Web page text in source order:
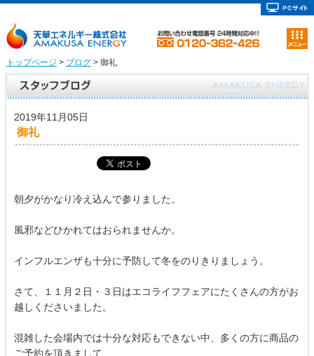
トップページ > ブログ> 御礼
2019年11月05日
御礼
朝夕がかなり冷え込んで参りました。
風邪などひかれてはおられませんか。
インフルエンザも十分に予防して冬をのりきりましょう。
さて、１１月２日・３日はエコライフフェアにたくさんの方がお
越しくださいました。
混雑した会場内では十分な対応もできない中、多くの方に商品の
ご予約を頂きまして